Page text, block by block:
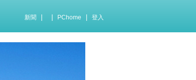
新聞 PChome 登入